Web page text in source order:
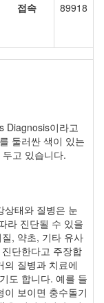
접속 89918
Diagnosis이라고
둘러싼 색이 있는
고 있습니다.
상태와 질병은 눈
라 진단될 수 있을
, 약초, 기타 유사
단한다고 주장합
의 질병과 치료에
도 합니다. 예를 들
보이면 충수돌기